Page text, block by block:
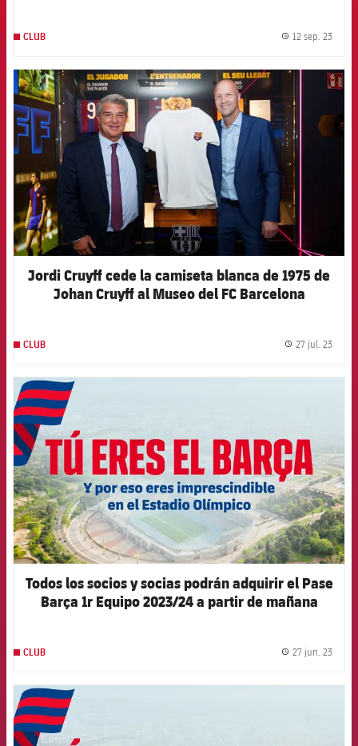
CLUB 12 sep. 23
FCB Barcelona badge
Jordi Cruyff cede la camiseta blanca de 1975 de
Johan Cruyff al Museo del FC Barcelona
CLUB 27 jul. 23
Todos los socios y socias podrán adquirir el Pase
Barça 1r Equipo 2023/24 a partir de mañana
CLUB 27 jun. 23